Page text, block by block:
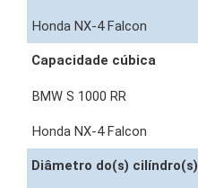
Capacidade cúbica
Diâmetro do(s) cilíndro(s)